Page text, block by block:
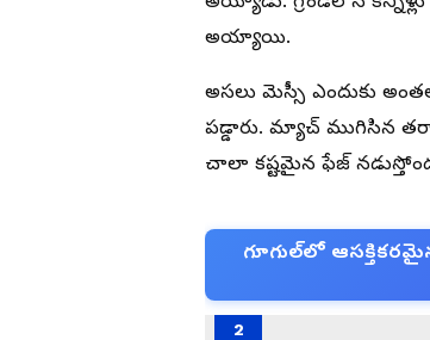
అయ్యాయి.
అసలు మెస్సీ ఎందుకు
పడ్డారు. మ్యాచ్ ముగిసిన
చాలా కష్టమైన ఫేజ్
గూగుల్‌లో
2